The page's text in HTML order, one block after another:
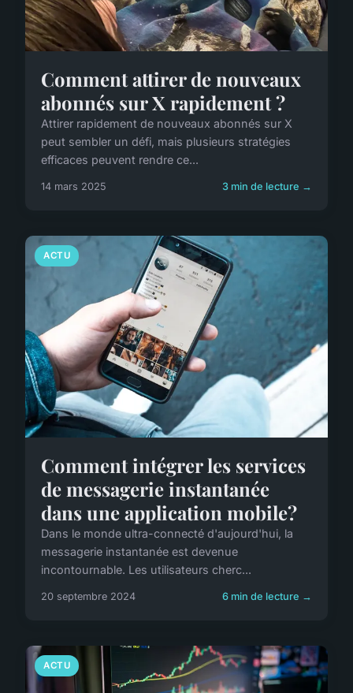
Comment attirer de nouveaux
abonnés sur X rapidement ?
Attirer rapidement de nouveaux abonnés sur X
peut sembler un défi, mais plusieurs stratégies
efficaces peuvent rendre ce...
14 mars 2025 3 min de lecture →
ACTU
Comment intégrer les services
de messagerie instantanée
dans une application mobile?
Dans le monde ultra-connecté d'aujourd'hui, la
messagerie instantanée est devenue
incontournable. Les utilisateurs cherc...
20 septembre 2024 6 min de lecture →
ACTU